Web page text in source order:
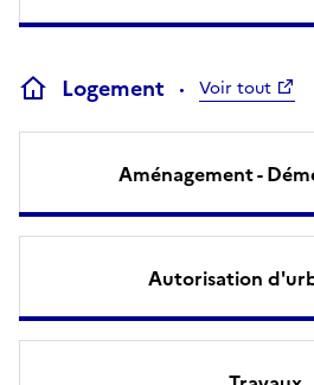
Logement Voir tout
Aménagement -
Autorisation